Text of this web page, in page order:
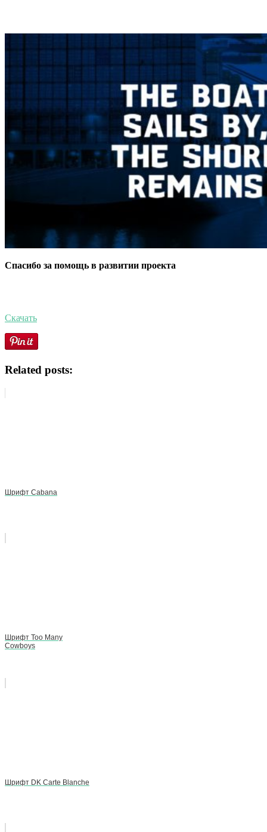
Спасибо за помощь в развитии проекта
Скачать
Related posts:
Шрифт Cabana
Шрифт Too Many
Cowboys
Шрифт DK Carte Blanche